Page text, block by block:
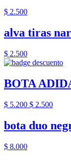
$ 2.500
alva tiras
$ 2.500
BOTA
$ 5.200 $ 2.500
bota duo
$ 8.000